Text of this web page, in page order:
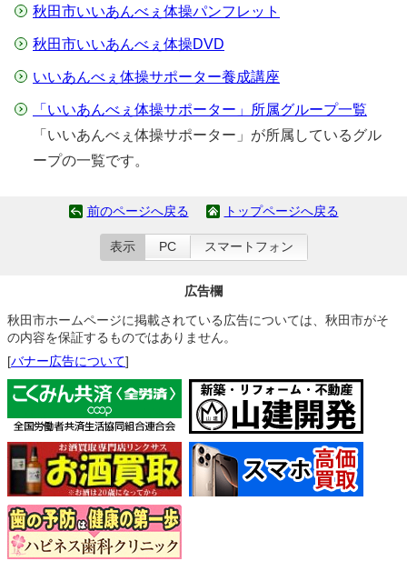
秋田市いいあんべぇ体操パンフレット
秋田市いいあんべぇ体操DVD
いいあんべぇ体操サポーター養成講座
「いいあんべぇ体操サポーター」所属グループ一覧
「いいあんべぇ体操サポーター」が所属しているグル
ープの一覧です。
前のページへ戻る トップページへ戻る
表示 PC スマートフォン
広告欄
秋田市ホームページに掲載されている広告については、秋田市がそ
の内容を保証するものではありません。
[バナー広告について]